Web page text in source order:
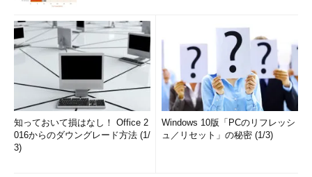
知っておいて損はなし！ Office 2
016からのダウングレード方法 (1/
3)
Windows 10版「PCのリフレッシ
ュ／リセット」の秘密 (1/3)